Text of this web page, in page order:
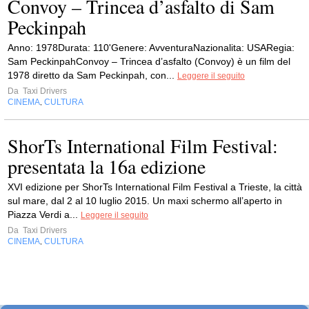
Convoy – Trincea d’asfalto di Sam
Peckinpah
Anno: 1978Durata: 110'Genere: AvventuraNazionalita: USARegia:
Sam PeckinpahConvoy – Trincea d’asfalto (Convoy) è un film del
1978 diretto da Sam Peckinpah, con...
Leggere il seguito
Da Taxi Drivers
CINEMA CULTURA
ShorTs International Film Festival:
presentata la 16a edizione
XVI edizione per ShorTs International Film Festival a Trieste, la città
sul mare, dal 2 al 10 luglio 2015. Un maxi schermo all’aperto in
Piazza Verdi a...
Leggere il seguito
Da Taxi Drivers
CINEMA CULTURA